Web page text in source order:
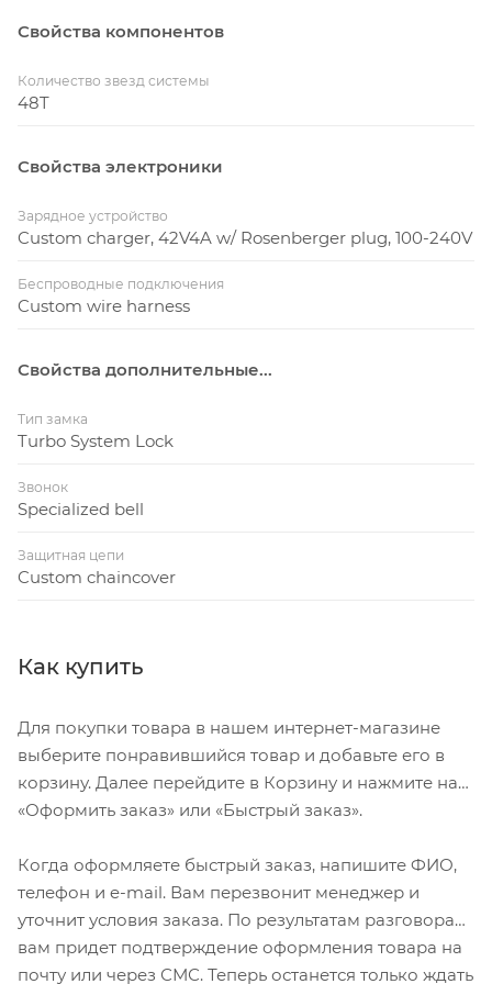
Свойства компонентов
Количество звезд системы
48T
Свойства электроники
Зарядное устройство
Custom charger, 42V4A w/ Rosenberger plug, 100-240V
Беспроводные подключения
Custom wire harness
Свойства дополнительные...
Тип замка
Turbo System Lock
Звонок
Specialized bell
Защитная цепи
Custom chaincover
Как купить
Для покупки товара в нашем интернет-магазине
выберите понравившийся товар и добавьте его в
корзину. Далее перейдите в Корзину и нажмите на
«Оформить заказ» или «Быстрый заказ».
Когда оформляете быстрый заказ, напишите ФИО,
телефон и e-mail. Вам перезвонит менеджер и
уточнит условия заказа. По результатам разговора
вам придет подтверждение оформления товара на
почту или через СМС. Теперь останется только ждать